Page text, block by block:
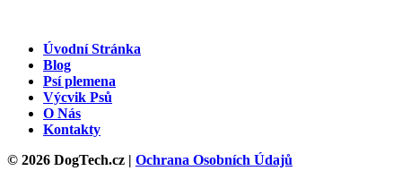
Úvodní Stránka
Blog
Psí plemena
Výcvik Psů
O Nás
Kontakty
© 2026 DogTech.cz | Ochrana Osobních Údajů